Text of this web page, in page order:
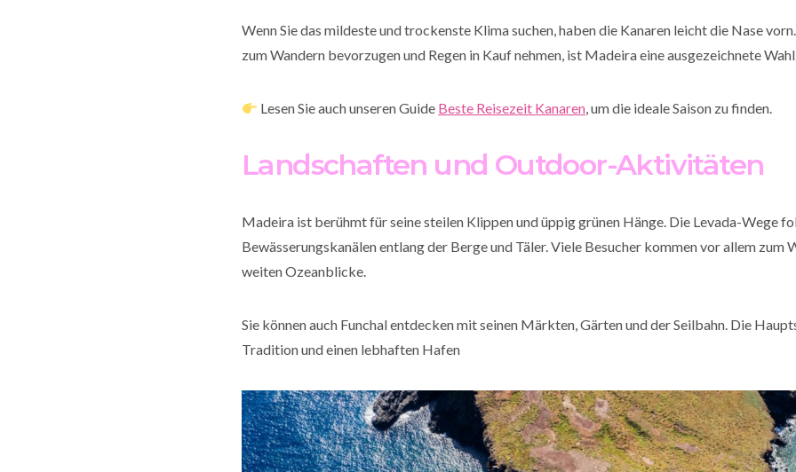
Wenn Sie das mildeste und trockenste Klima suchen, haben die Kanaren leicht die Nase
zum Wandern bevorzugen und Regen in Kauf nehmen, ist Madeira eine ausgezeichnete
Lesen Sie auch unseren Guide Beste Reisezeit Kanaren, um die ideale Saison zu finden.
Landschaften und Outdoor-Aktivitäten
Madeira ist berühmt für seine steilen Klippen und üppig grünen Hänge. Die Levada-Wege
Bewässerungskanälen entlang der Berge und Täler. Viele Besucher kommen vor allem zum
weiten Ozeanblicke.
Sie können auch Funchal entdecken mit seinen Märkten, Gärten und der Seilbahn. Die
Tradition und einen lebhaften Hafen